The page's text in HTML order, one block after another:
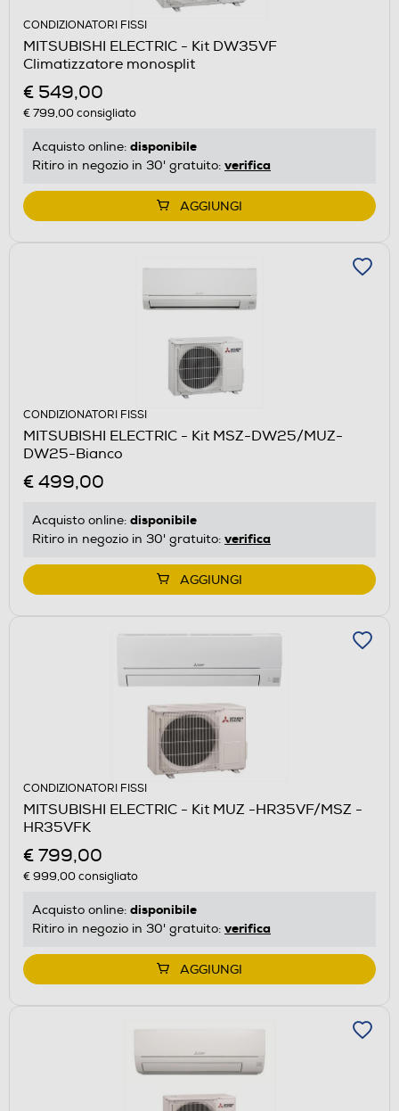
CONDIZIONATORI FISSI
MITSUBISHI ELECTRIC - Kit DW35VF
Climatizzatore monosplit
€ 549,00
€ 799,00consigliato
Acquisto online: disponibile
Ritiro in negozio in 30' gratuito: verifica
AGGIUNGI
CONDIZIONATORI FISSI
MITSUBISHI ELECTRIC - Kit MSZ-DW25/MUZ-
DW25-Bianco
€ 499,00
Acquisto online: disponibile
Ritiro in negozio in 30' gratuito: verifica
AGGIUNGI
CONDIZIONATORI FISSI
MITSUBISHI ELECTRIC - Kit MUZ -HR35VF/MSZ -
HR35VFK
€ 799,00
€ 999,00consigliato
Acquisto online: disponibile
Ritiro in negozio in 30' gratuito: verifica
AGGIUNGI